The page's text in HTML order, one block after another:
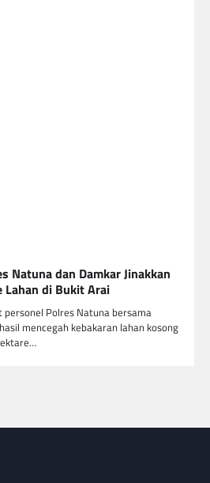
Natuna dan Damkar Jinakkan
Lahan di Bukit Arai
personel Polres Natuna bersama
mencegah kebakaran lahan kosong